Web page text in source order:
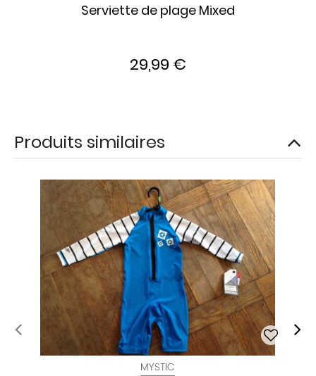
Serviette de plage Mixed
29,99 €
Produits similaires
MYSTIC